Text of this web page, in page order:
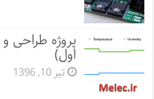
پروژه طراحی
اول)
تیر 10, 1396